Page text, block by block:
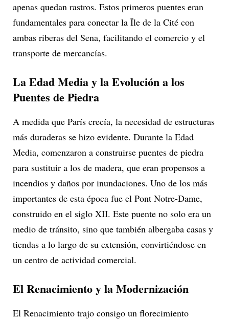
apenas quedan rastros. Estos primeros puentes eran
fundamentales para conectar la Île de la Cité con
ambas riberas del Sena, facilitando el comercio y el
transporte de mercancías.
La Edad Media y la Evolución a los
Puentes de Piedra
A medida que París crecía, la necesidad de estructuras
más duraderas se hizo evidente. Durante la Edad
Media, comenzaron a construirse puentes de piedra
para sustituir a los de madera, que eran propensos a
incendios y daños por inundaciones. Uno de los más
importantes de esta época fue el Pont Notre-Dame,
construido en el siglo XII. Este puente no solo era un
medio de tránsito, sino que también albergaba casas y
tiendas a lo largo de su extensión, convirtiéndose en
un centro de actividad comercial.
El Renacimiento y la Modernización
El Renacimiento trajo consigo un florecimiento